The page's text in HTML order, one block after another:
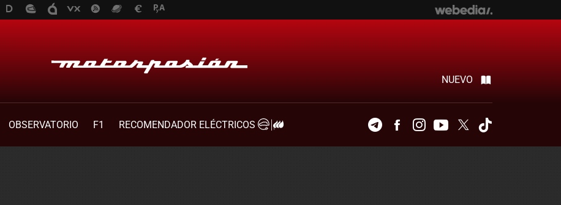
NUEVO
OBSERVATORIO F1
RECOMENDADOR ELÉCTRICOS
TelegramFacebookInstagramYoutubeTwitter